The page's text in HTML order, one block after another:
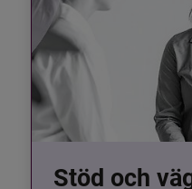
Stöd och